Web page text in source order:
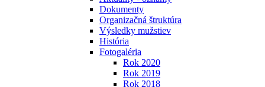
Dokumenty
Organizačná štruktúra
Výsledky mužstiev
História
Fotogaléria
Rok 2020
Rok 2019
Rok 2018